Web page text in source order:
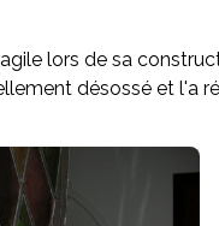
lors de sa
désossé et l'a